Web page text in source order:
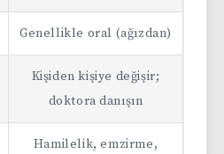
Genellikle oral (ağızdan)
Kişiden kişiye değişir;
doktora danışın
Hamilelik, emzirme,